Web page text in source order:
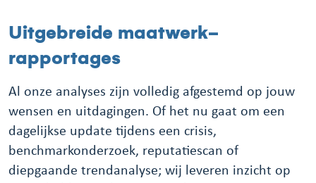
Uitgebreide maatwerk-
rapportages
Al onze analyses zijn volledig afgestemd op jouw
wensen en uitdagingen. Of het nu gaat om een
dagelijkse update tijdens een crisis,
benchmarkonderzoek, reputatiescan of
diepgaande trendanalyse; wij leveren inzicht op